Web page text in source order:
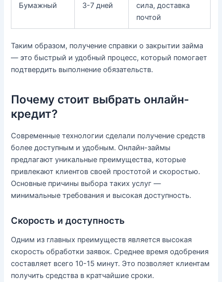
Бумажный 3-7 дней
сила, доставка
почтой
Таким образом, получение справки о закрытии займа
— это быстрый и удобный процесс, который помогает
подтвердить выполнение обязательств.
Почему стоит выбрать онлайн-
кредит?
Современные технологии сделали получение средств
более доступным и удобным. Онлайн-займы
предлагают уникальные преимущества, которые
привлекают клиентов своей простотой и скоростью.
Основные причины выбора таких услуг —
минимальные требования и высокая доступность.
Скорость и доступность
Одним из главных преимуществ является высокая
скорость обработки заявок. Среднее время одобрения
составляет всего 10-15 минут. Это позволяет клиентам
получить средства в кратчайшие сроки.